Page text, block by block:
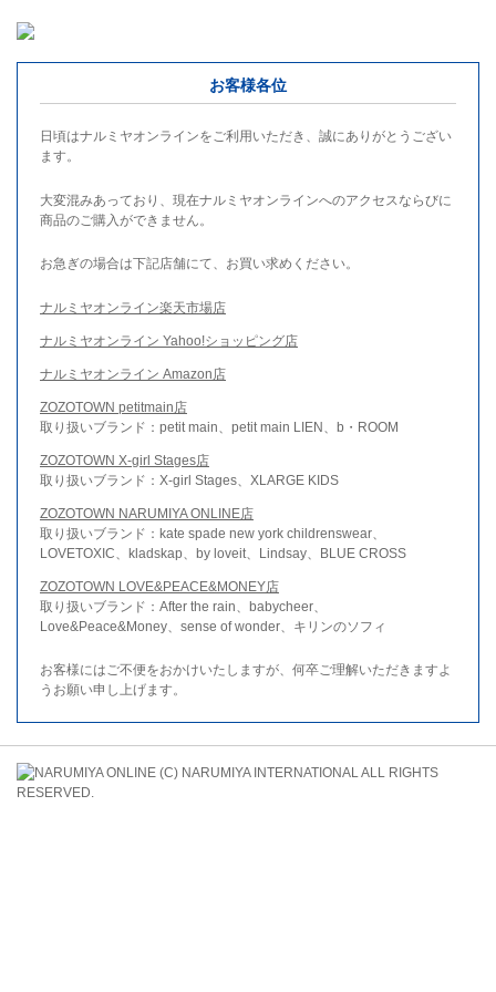
お客様各位
日頃はナルミヤオンラインをご利用いただき、誠にありがとうござい
ます。
大変混みあっており、現在ナルミヤオンラインへのアクセスならびに
商品のご購入ができません。
お急ぎの場合は下記店舗にて、お買い求めください。
ナルミヤオンライン楽天市場店
ナルミヤオンライン Yahoo!ショッピング店
ナルミヤオンライン Amazon店
ZOZOTOWN petitmain店
取り扱いブランド：petit main、petit main LIEN、b・ROOM
ZOZOTOWN X-girl Stages店
取り扱いブランド：X-girl Stages、XLARGE KIDS
ZOZOTOWN NARUMIYA ONLINE店
取り扱いブランド：kate spade new york childrenswear、
LOVETOXIC、kladskap、by loveit、Lindsay、BLUE CROSS
ZOZOTOWN LOVE&PEACE&MONEY店
取り扱いブランド：After the rain、babycheer、
Love&Peace&Money、sense of wonder、キリンのソフィ
お客様にはご不便をおかけいたしますが、何卒ご理解いただきますよ
うお願い申し上げます。